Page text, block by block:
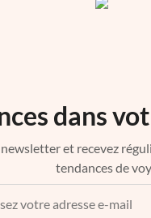
dans
et recevez
tendances de